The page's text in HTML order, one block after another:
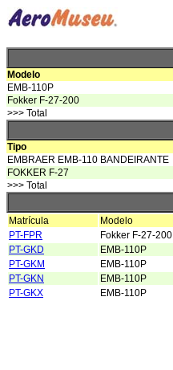
Modelo
EMB-110P
Fokker F-27-200
>>> Total
Tipo
EMBRAER EMB-110 BANDEIRANTE
FOKKER F-27
>>> Total
Matrícula Modelo
PT-FPR
Fokker F-27-200
PT-GKD
EMB-110P
PT-GKM
EMB-110P
PT-GKN
EMB-110P
PT-GKX
EMB-110P